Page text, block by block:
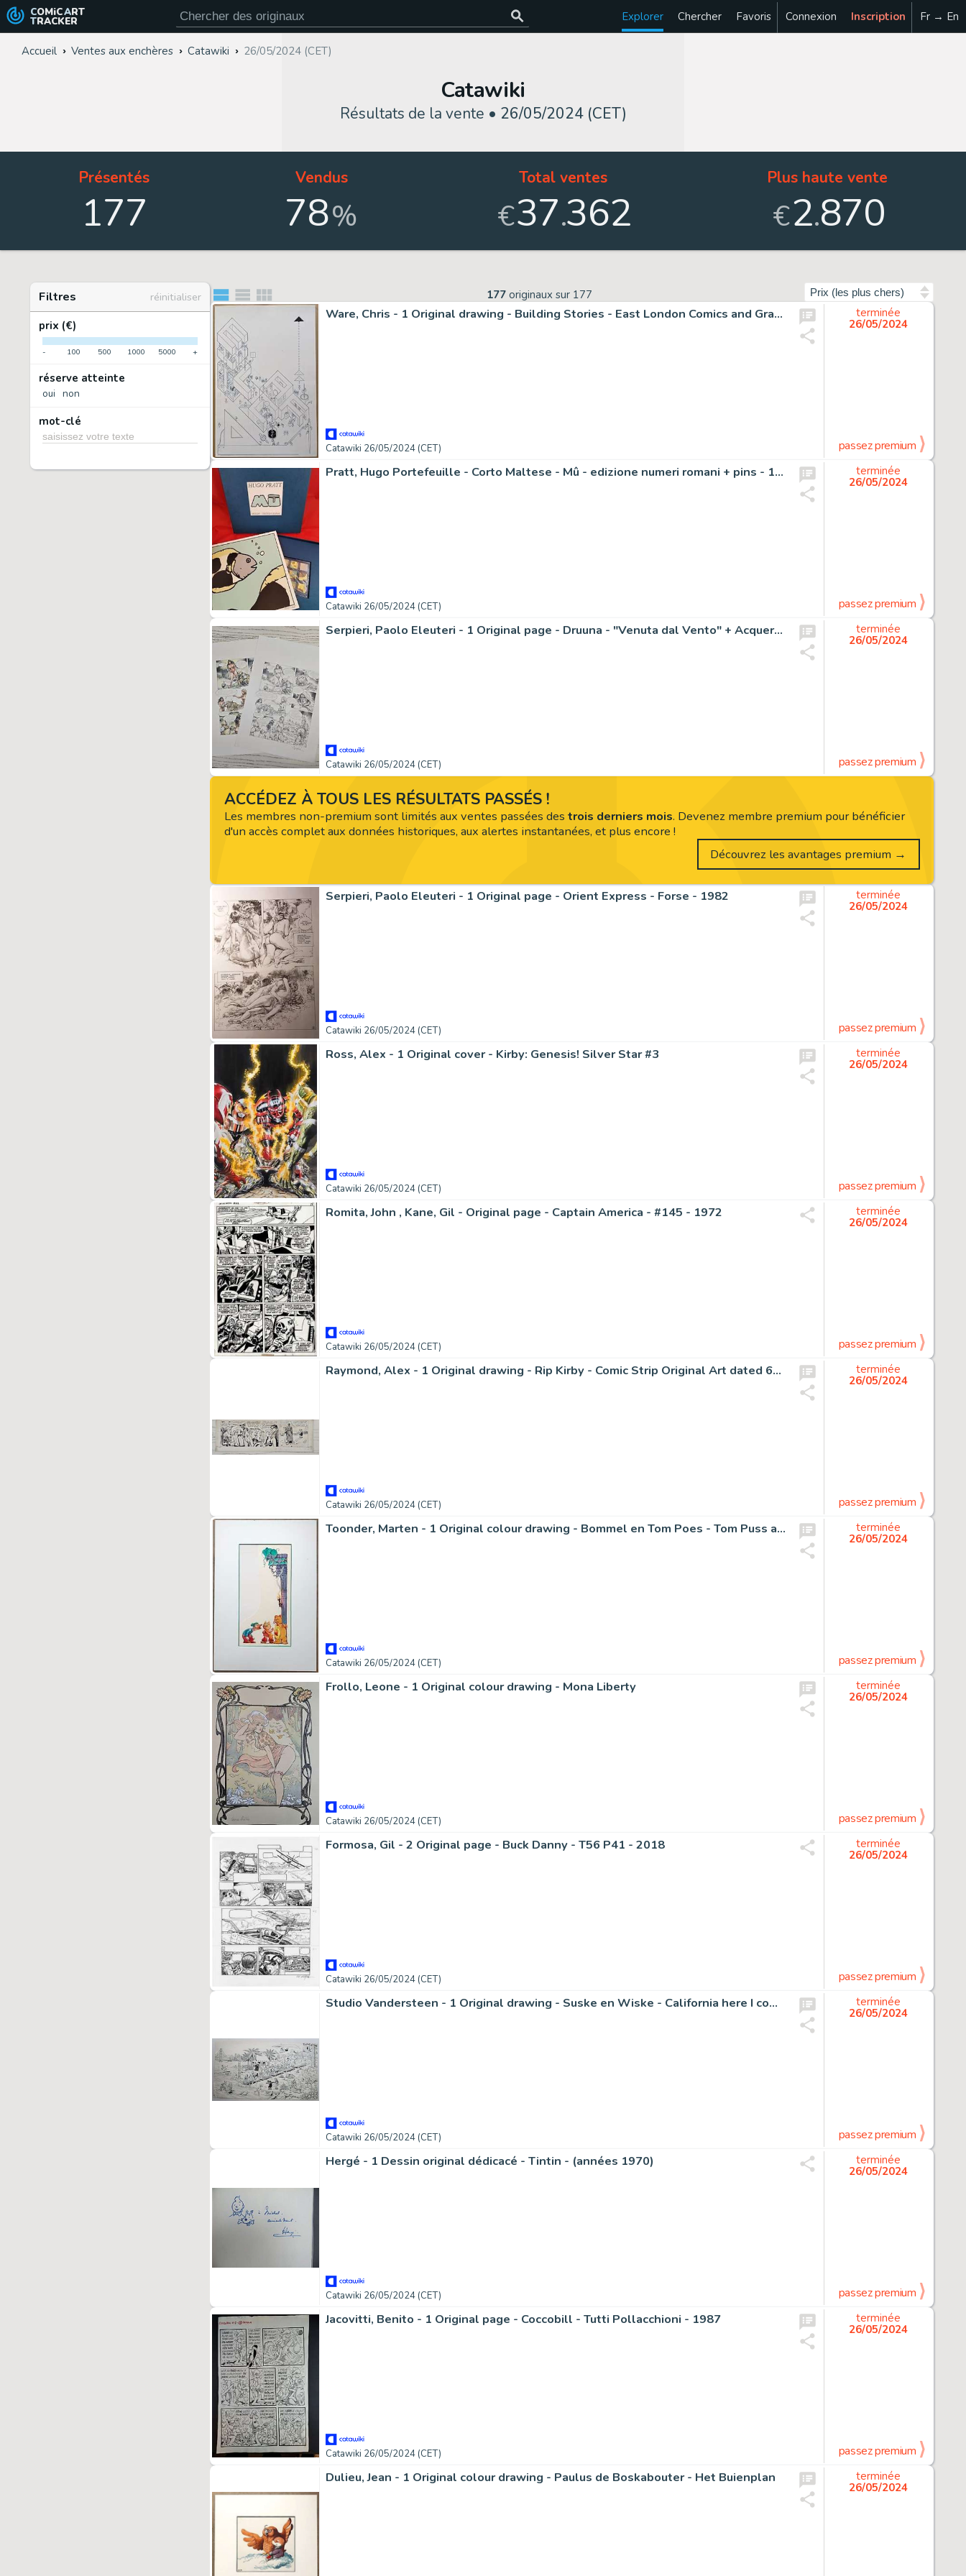
COMiC ART
TRACKER Explorer Chercher Favoris Connexion Inscription Fr → En
Accueil Ventes aux enchères Catawiki 26/05/2024 (CET)
Catawiki
Résultats de la vente • 26/05/2024 (CET)
Présentés
177
Vendus
78%
Total ventes
€37.362
Plus haute vente
€2.870
Filtres
réinitialiser
prix (€)
- 100 500 1000 5000 +
réserve atteinte
oui non
mot-clé
177 originaux sur 177
Ware, Chris - 1 Original drawing - Building Stories - East London Comics and Graphic Arts Festival - 2015
Catawiki 26/05/2024 (CET)
terminée
26/05/2024
passez premium
Pratt, Hugo Portefeuille - Corto Maltese - Mû - edizione numeri romani + pins - 1993
Catawiki 26/05/2024 (CET)
terminée
26/05/2024
passez premium
Serpieri, Paolo Eleuteri - 1 Original page - Druuna - "Venuta dal Vento" + Acquerello definitivo
Catawiki 26/05/2024 (CET)
terminée
26/05/2024
passez premium
Serpieri, Paolo Eleuteri - 1 Original page - Orient Express - Forse - 1982
Catawiki 26/05/2024 (CET)
terminée
26/05/2024
passez premium
Ross, Alex - 1 Original cover - Kirby: Genesis! Silver Star #3
Catawiki 26/05/2024 (CET)
terminée
26/05/2024
passez premium
Romita, John , Kane, Gil - Original page - Captain America - #145 - 1972
Catawiki 26/05/2024 (CET)
terminée
26/05/2024
passez premium
Raymond, Alex - 1 Original drawing - Rip Kirby - Comic Strip Original Art dated 6-27-1947
Catawiki 26/05/2024 (CET)
terminée
26/05/2024
passez premium
Toonder, Marten - 1 Original colour drawing - Bommel en Tom Poes - Tom Puss at the Panto - pl. 35 - 1950
Catawiki 26/05/2024 (CET)
terminée
26/05/2024
passez premium
Frollo, Leone - 1 Original colour drawing - Mona Liberty
Catawiki 26/05/2024 (CET)
terminée
26/05/2024
passez premium
Formosa, Gil - 2 Original page - Buck Danny - T56 P41 - 2018
Catawiki 26/05/2024 (CET)
terminée
26/05/2024
passez premium
Studio Vandersteen - 1 Original drawing - Suske en Wiske - California here I come
Catawiki 26/05/2024 (CET)
terminée
26/05/2024
passez premium
Hergé - 1 Dessin original dédicacé - Tintin - (années 1970)
Catawiki 26/05/2024 (CET)
terminée
26/05/2024
passez premium
Jacovitti, Benito - 1 Original page - Coccobill - Tutti Pollacchioni - 1987
Catawiki 26/05/2024 (CET)
terminée
26/05/2024
passez premium
Dulieu, Jean - 1 Original colour drawing - Paulus de Boskabouter - Het Buienplan
terminée
26/05/2024
ACCÉDEZ À TOUS LES RÉSULTATS PASSÉS !
Les membres non-premium sont limités aux ventes passées des trois derniers mois. Devenez membre premium pour bénéficier
d'un accès complet aux données historiques, aux alertes instantanées, et plus encore !
Découvrez les avantages premium →